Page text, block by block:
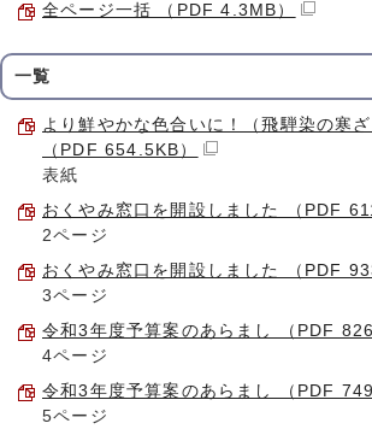
全ページ一括 （PDF 4.3MB）
一覧
より鮮やかな色合いに！（飛騨染の寒ざ
（PDF 654.5KB）
表紙
おくやみ窓口を開設しました （PDF
2ページ
おくやみ窓口を開設しました （PDF
3ページ
令和3年度予算案のあらまし （PDF
4ページ
令和3年度予算案のあらまし （PDF
5ページ